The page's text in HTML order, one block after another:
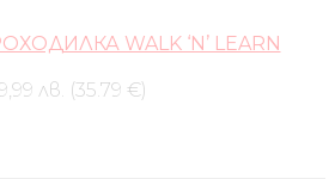
WALK ‘N’ LEARN
лв. (35.79 €)